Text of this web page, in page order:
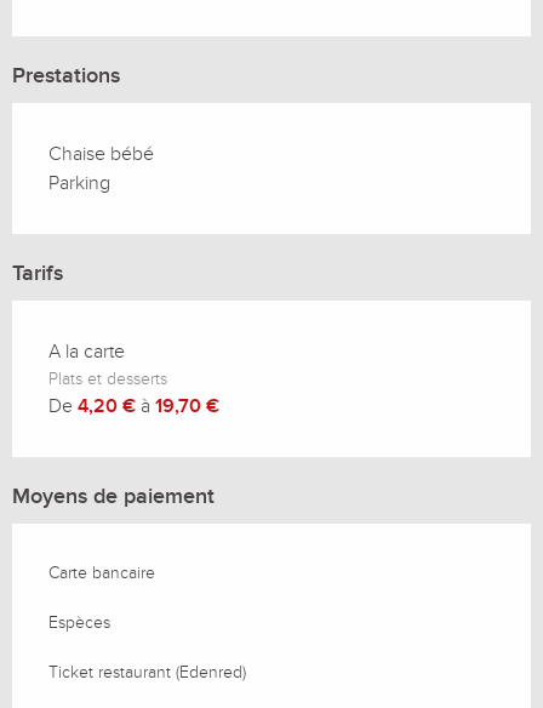
Prestations
Chaise bébé
Parking
Tarifs
A la carte
Plats et desserts
De 4,20 € à 19,70 €
Moyens de paiement
Carte bancaire
Espèces
Ticket restaurant (Edenred)